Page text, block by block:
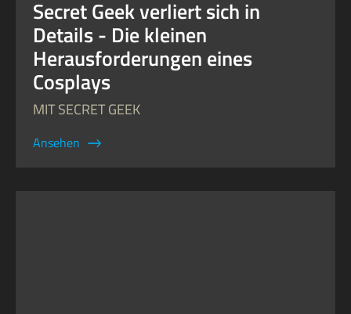
Secret Geek verliert sich in
Details - Die kleinen
Herausforderungen eines
Cosplays
MIT SECRET GEEK
Ansehen